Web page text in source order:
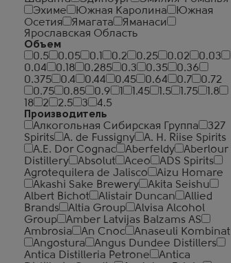
Эхиме
Южная Каролина
Южная
Осетия
Ямагата
Яманаси
Ярославская Область
Объем
0.5
0.05 0.1 0.2 0.25 0.02
0.03
0.04
0.18 0.285 0.3 0.35
0.36
0.375
0.4 0.44 0.45 0.64 0.7
0.72
0.75
0.85 0.9 1.45 1.5 1.75
1.8
18
2 2.5 3
4.5
Производитель
Алкогольная Сибирская Группа
327
Spirits
A. de Fussigny
A. H. Riise Spirits
A.E. Dor Cognac
Aberfeldy
Aberlour
Distillery
Absolut Aceo
ADS Spirits
Agrotequilera de Jalisco
Aizu Homare
Akashi Sake Brewery
Akita Seishu
Albert Bichot
Alistair Duncan
Allied
Brands
Altia Group
Alvisa Alcohol
Group
Amber Latvijas Balzams AS
Ambrosia
An Cnoc
Anaseuli Kombinat
Angostura
Angus Dundee Distillers
Antica Distilleria Petrone
Antica